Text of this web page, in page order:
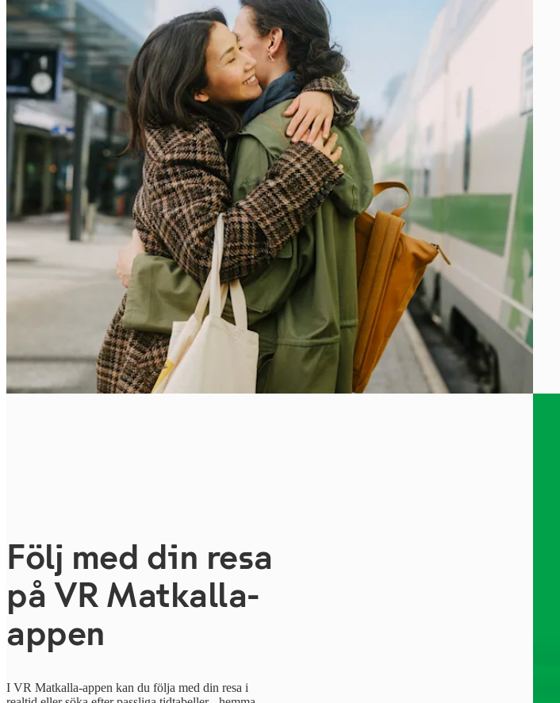
Följ med din resa
på VR Matkalla-
appen
I VR Matkalla-appen kan du följa med din resa i